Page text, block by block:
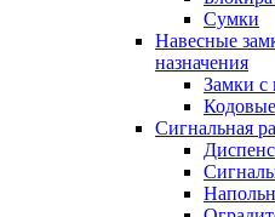
Сумки
Навесные
назначения
Замки с
Сигнальная